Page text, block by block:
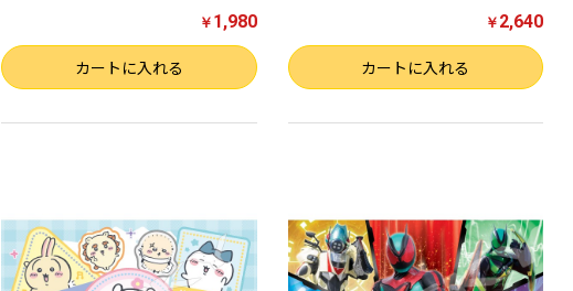
￥ 1,980
数量 カートに入れる
￥ 2,640
数量 カートに入れる